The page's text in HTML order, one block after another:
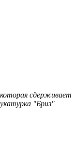
сдерживает
"Бриз"